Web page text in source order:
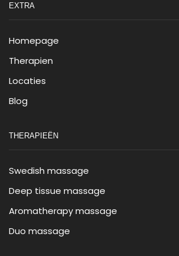
EXTRA
Homepage
Therapien
Locaties
Blog
THERAPIEËN
Swedish massage
Deep tissue massage
Aromatherapy massage
Duo massage